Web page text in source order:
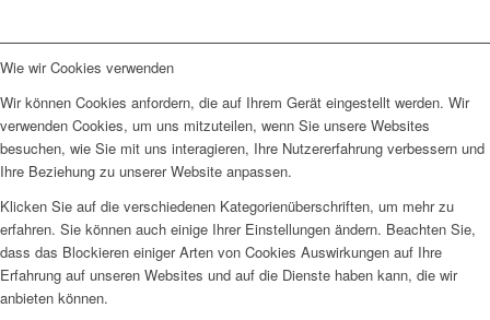
Wie wir Cookies verwenden
Wir können Cookies anfordern, die auf Ihrem Gerät eingestellt werden. Wir
verwenden Cookies, um uns mitzuteilen, wenn Sie unsere Websites
besuchen, wie Sie mit uns interagieren, Ihre Nutzererfahrung verbessern und
Ihre Beziehung zu unserer Website anpassen.
Klicken Sie auf die verschiedenen Kategorienüberschriften, um mehr zu
erfahren. Sie können auch einige Ihrer Einstellungen ändern. Beachten Sie,
dass das Blockieren einiger Arten von Cookies Auswirkungen auf Ihre
Erfahrung auf unseren Websites und auf die Dienste haben kann, die wir
anbieten können.